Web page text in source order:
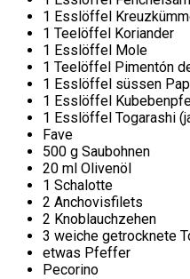
1 Esslöffel
1 Teelöffel Koriander
1 Esslöffel Mole
1 Teelöffel Pimentón
1 Esslöffel süssen
1 Esslöffel
1 Esslöffel Togarashi
Fave
500 g Saubohnen
20 ml Olivenöl
1 Schalotte
2 Anchovisfilets
2 Knoblauchzehen
3 weiche getrocknete
etwas Pfeffer
Pecorino